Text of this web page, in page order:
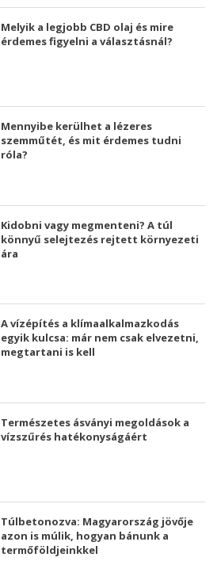
Melyik a legjobb CBD olaj és mire
érdemes figyelni a választásnál?
Mennyibe kerülhet a lézeres
szemműtét, és mit érdemes tudni
róla?
Kidobni vagy megmenteni? A túl
könnyű selejtezés rejtett környezeti
ára
A vízépítés a klímaalkalmazkodás
egyik kulcsa: már nem csak elvezetni,
megtartani is kell
Természetes ásványi megoldások a
vízszűrés hatékonyságáért
Túlbetonozva: Magyarország jövője
azon is múlik, hogyan bánunk a
termőföldjeinkkel